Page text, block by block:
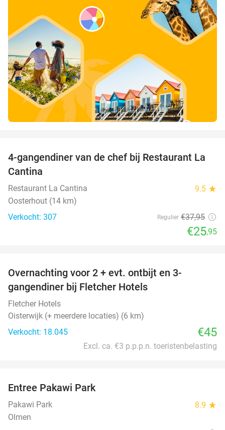
32%
4-gangendiner van de chef bij Restaurant La
Cantina
Restaurant La Cantina 9.5 star
Oosterhout (14 km)
Verkocht: 307
Regulier €37,95
€25,95
Overnachting voor 2 + evt. ontbijt en 3-
gangendiner bij Fletcher Hotels
Fletcher Hotels
Oisterwijk (+ meerdere locaties) (6 km)
Verkocht: 18.045
€45
Excl. ca. €3 p.p.p.n. toeristenbelasting
Entree Pakawi Park
Pakawi Park 8.9 star
Olmen